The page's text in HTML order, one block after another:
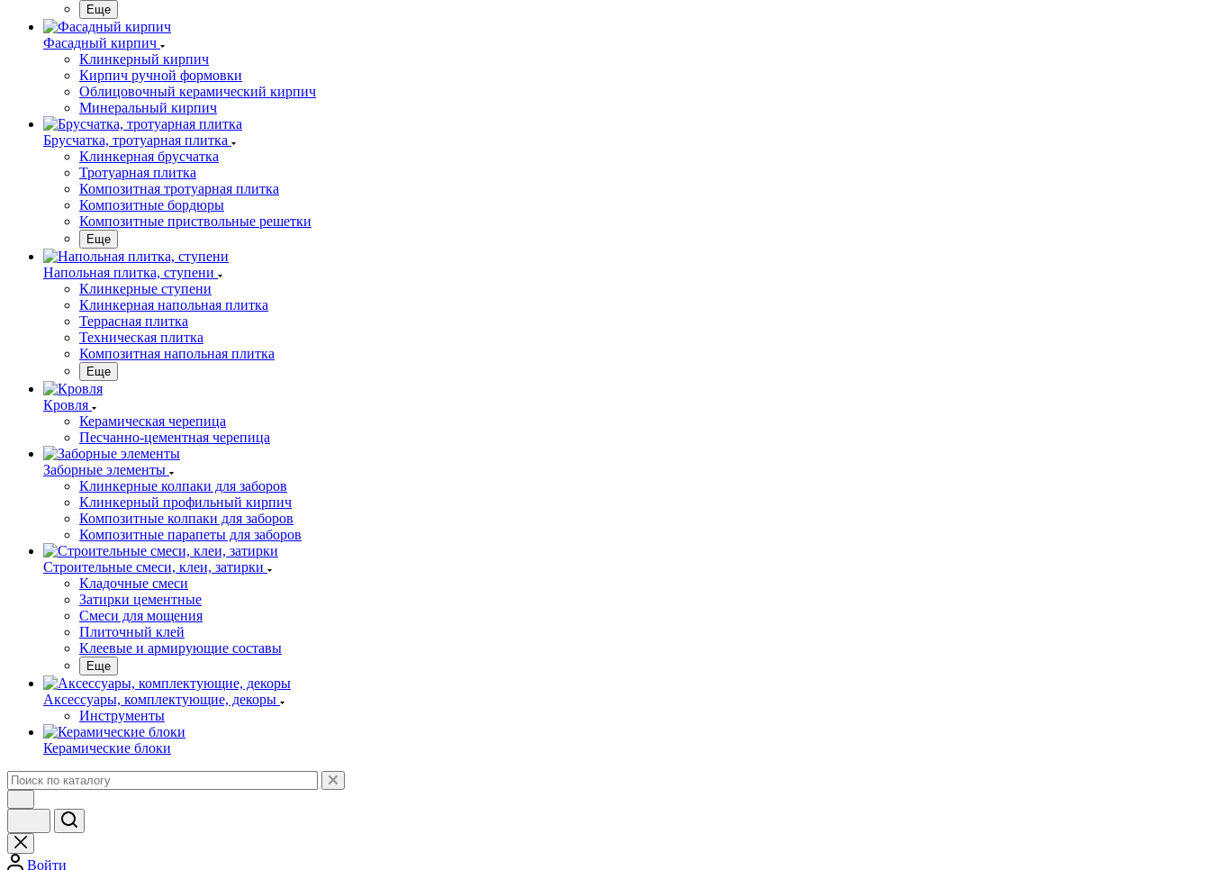
Еще
Фасадный кирпич
Клинкерный кирпич
Кирпич ручной формовки
Облицовочный керамический кирпич
Минеральный кирпич
Брусчатка, тротуарная плитка
Клинкерная брусчатка
Тротуарная плитка
Композитная тротуарная плитка
Композитные бордюры
Композитные приствольные решетки
Еще
Напольная плитка, ступени
Клинкерные ступени
Клинкерная напольная плитка
Террасная плитка
Техническая плитка
Композитная напольная плитка
Еще
Кровля
Керамическая черепица
Песчанно-цементная черепица
Заборные элементы
Клинкерные колпаки для заборов
Клинкерный профильный кирпич
Композитные колпаки для заборов
Композитные парапеты для заборов
Строительные смеси, клеи, затирки
Кладочные смеси
Затирки цементные
Смеси для мощения
Плиточный клей
Клеевые и армирующие составы
Еще
Аксессуары, комплектующие, декоры
Инструменты
Керамические блоки
Войти